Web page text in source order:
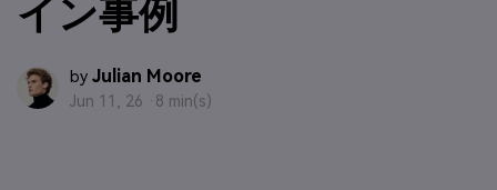
イン事例
by Julian Moore
Jun 11, 26 · 8 min(s)